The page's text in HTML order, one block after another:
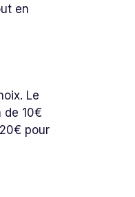
en
Le
de 10€
pour